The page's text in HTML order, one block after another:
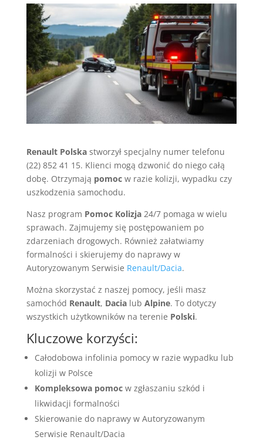
Renault Polskastworzył specjalny numer telefonu
(22) 852 41 15. Klienci mogą dzwonić do niego całą
dobę. Otrzymają pomocw razie kolizji, wypadku czy
uszkodzenia samochodu.
Nasz program Pomoc Kolizja24/7 pomaga w wielu
sprawach. Zajmujemy się postępowaniem po
zdarzeniach drogowych. Również załatwiamy
formalności i skierujemy do naprawy w
Autoryzowanym Serwisie Renault/Dacia.
Można skorzystać z naszej pomocy, jeśli masz
samochód Renault, Dacialub Alpine. To dotyczy
wszystkich użytkowników na terenie Polski.
Kluczowe korzyści:
Całodobowa infolinia pomocy w razie wypadku lub
kolizji w Polsce
Kompleksowa pomocw zgłaszaniu szkód i
likwidacji formalności
Skierowanie do naprawy w Autoryzowanym
Serwisie Renault/Dacia